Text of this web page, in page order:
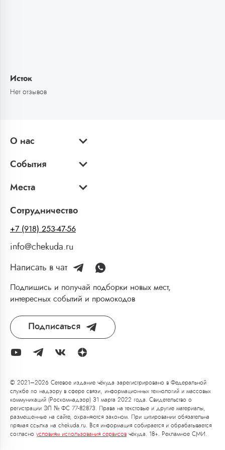
Исток
Нет отзывов
О нас
События
Места
Сотрудничество
+7 (918) 253-47-56
info@chekuda.ru
Написать в чат
Подпишись и получай подборки новых мест,
интересных событий и промокодов
Подписаться
© 2021–2026 Сетевое издание чёкуда зарегистрировано в Федеральной
службе по надзору в сфере связи, информационных технологий и массовых
коммуникаций (Роскомнадзор) 31 марта 2022 года. Свидетельство о
регистрации ЭЛ № ФС 77-82873. Права на текстовые и другие материалы,
размещенные на сайте, охраняются законом. При цитировании обязательна
прямая ссылка на chekuda.ru. Вся информация собирается и обрабатывается
согласно условиям использования сервисов чёкуда. 18+. Рекламное СМИ.